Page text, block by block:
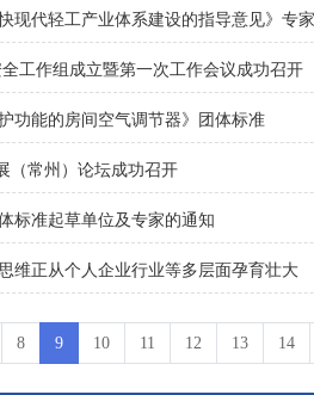
现代轻工产业体系建设的指导意见》专
工作组成立暨第一次工作会议成功召开
功能的房间空气调节器》团体标准
（常州）论坛成功召开
标准起草单位及专家的通知
维正从个人企业行业等多层面孕育壮大
8 9 10 11 12 13 14